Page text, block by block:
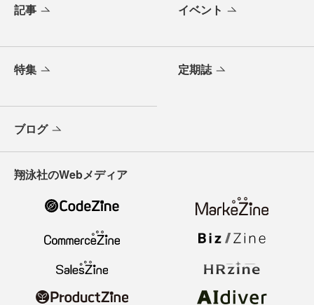
記事 イベント
特集 定期誌
ブログ
翔泳社のWebメディア